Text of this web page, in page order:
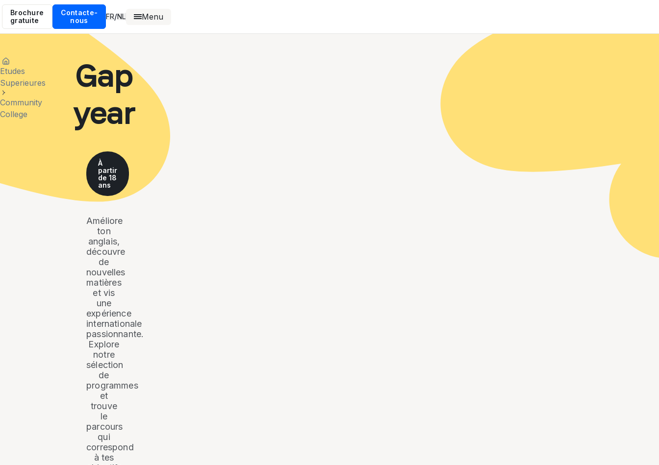
Brochure
gratuite
Contacte-
nous
FR/NL Menu
Etudes
Superieures
Community
College
Gap
year
À
partir
de 18
ans
Améliore
ton
anglais,
découvre
de
nouvelles
matières
et vis
une
expérience
internationale
passionnante.
Explore
notre
sélection
de
programmes
et
trouve
le
parcours
qui
correspond
à tes